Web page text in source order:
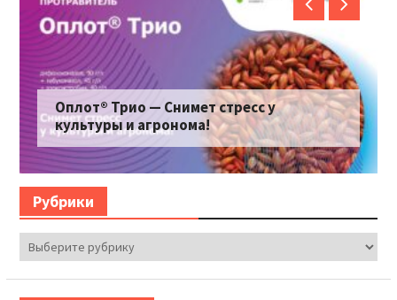
Оплот® Трио — Снимет стресс у
культуры и агронома!
Рубрики
Рубрики